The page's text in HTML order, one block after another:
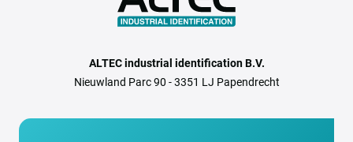
ALTEC industrial identification B.V.
Nieuwland Parc 90 - 3351 LJ Papendrecht